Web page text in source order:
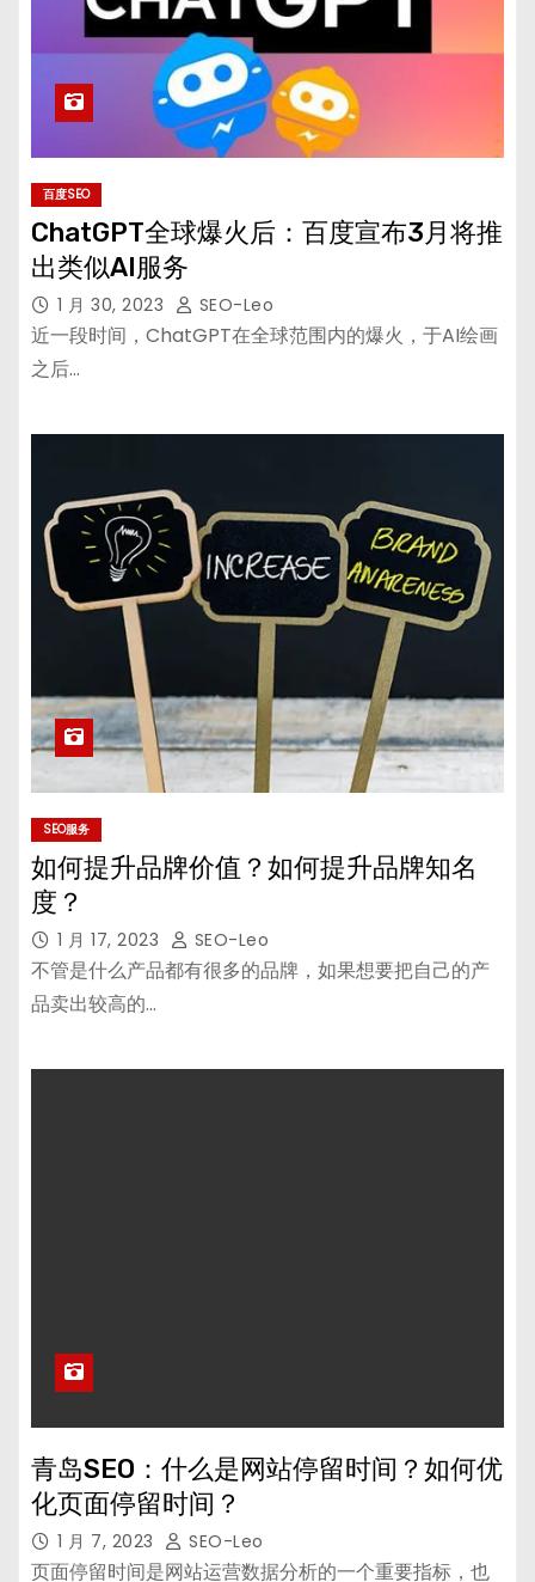
百度SEO
ChatGPT全球爆火后：百度宣布3月将推
出类似AI服务
1 月 30, 2023 SEO-Leo
近一段时间，ChatGPT在全球范围内的爆火，于AI绘画
之后…
SEO服务
如何提升品牌价值？如何提升品牌知名
度？
1 月 17, 2023 SEO-Leo
不管是什么产品都有很多的品牌，如果想要把自己的产
品卖出较高的…
青岛SEO：什么是网站停留时间？如何优
化页面停留时间？
1 月 7, 2023 SEO-Leo
页面停留时间是网站运营数据分析的一个重要指标，也